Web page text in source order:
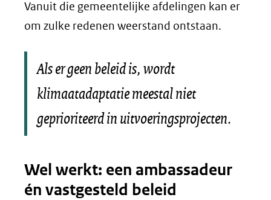
Vanuit die gemeentelijke afdelingen kan er
om zulke redenen weerstand ontstaan.
Als er geen beleid is, wordt
klimaatadaptatie meestal niet
geprioriteerd in uitvoeringsprojecten.
Wel werkt: een ambassadeur
én vastgesteld beleid